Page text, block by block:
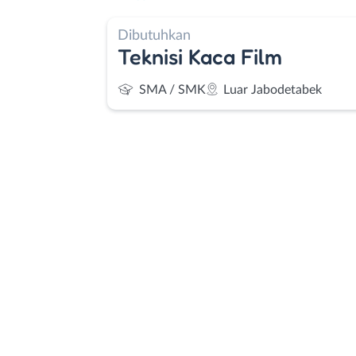
Dibutuhkan
Teknisi Kaca Film
SMA / SMK Luar Jabodetabek